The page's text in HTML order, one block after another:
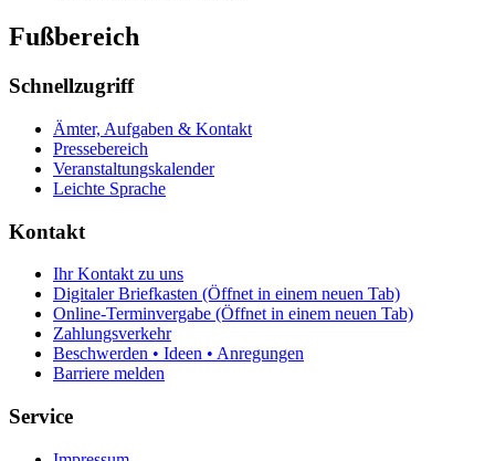
Fußbereich
Schnellzugriff
Ämter, Aufgaben & Kontakt
Pressebereich
Veranstaltungskalender
Leichte Sprache
Kontakt
Ihr Kontakt zu uns
Digitaler Briefkasten (Öffnet in einem neuen Tab)
Online-Terminvergabe (Öffnet in einem neuen Tab)
Zahlungsverkehr
Beschwerden • Ideen • Anregungen
Barriere melden
Service